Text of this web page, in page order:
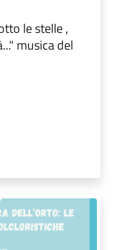
le stelle ,
musica del